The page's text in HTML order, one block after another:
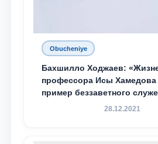
Obucheniye
Бахшилло Ходжаев:
профессора Исы
пример беззаветного
Родине и воспитанию
28.12.2021